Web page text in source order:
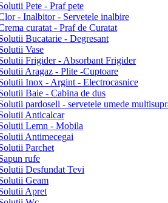
Pete - Praf pete
- Inalbitor - Servetele inalbire
curatat - Praf de Curatat
Bucatarie - Degresant
Vase
Frigider - Absorbant Frigider
Aragaz - Plite -Cuptoare
Inox - Argint - Electrocasnice
Baie - Cabina de dus
pardoseli - servetele umede
Anticalcar
Lemn - Mobila
Antimecegai
Parchet
rufe
Desfundat Tevi
Geam
Apret